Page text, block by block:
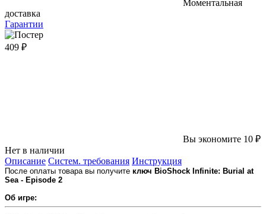
Моментальная
доставка
Гарантии
409 ₽
Вы экономите 10 ₽
Нет в наличии
Описание Систем. требования Инструкция
После оплаты товара вы получите ключ BioShock Infinite: Burial at
Sea - Episode 2
Об игре: